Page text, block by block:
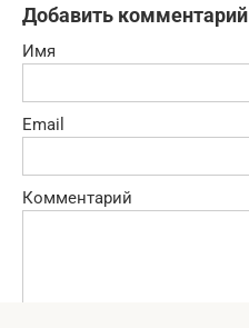
Добавить комментарий
Имя
Email
Комментарий